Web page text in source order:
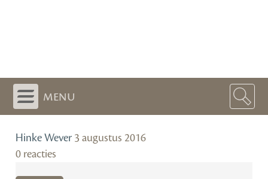
menu
Hinke Wever 3 augustus 2016
0 reacties